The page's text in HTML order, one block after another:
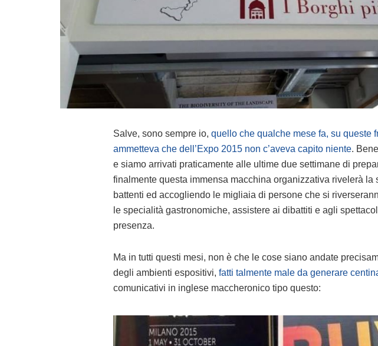
Salve, sono sempre io, quello che qualche mese fa, su queste
ammetteva che dell’Expo 2015 non c’aveva capito niente.
e siamo arrivati praticamente alle ultime due settimane di
finalmente questa immensa macchina organizzativa rivelerà la
battenti ed accogliendo le migliaia di persone che si
le specialità gastronomiche, assistere ai dibattiti e agli
presenza.
Ma in tutti questi mesi, non è che le cose siano andate
degli ambienti espositivi, fatti talmente male da generare
comunicativi in inglese maccheronico tipo questo: